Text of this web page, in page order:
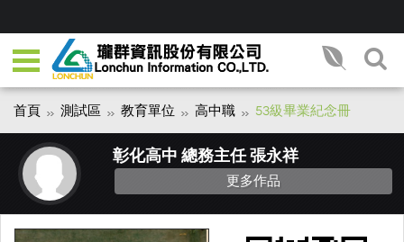
首頁 測試區 教育單位 高中職 53級畢業紀念冊
彰化高中 總務主任 張永祥
更多作品